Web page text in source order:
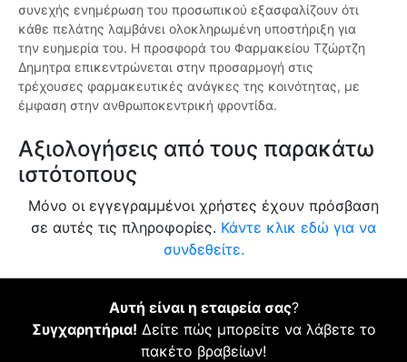
συνεχής ενημέρωση του προσωπικού εξασφαλίζουν ότι
κάθε πελάτης λαμβάνει ολοκληρωμένη υποστήριξη για
την ευημερία του. Η προσφορά του Φαρμακείου Τζώρτζη
Δημητρα επικεντρώνεται στην προσαρμογή στις
τρέχουσες φαρμακευτικές ανάγκες της κοινότητας, με
έμφαση στην ανθρωποκεντρική φροντίδα.
Αξιολογήσεις από τους παρακάτω
ιστότοπους
Μόνο οι εγγεγραμμένοι χρήστες έχουν πρόσβαση
σε αυτές τις πληροφορίες. Κάντε κλικ εδώ για να
συνδεθείτε.
Αυτή είναι η εταιρεία σας?
Συγχαρητήρια! Δείτε πώς μπορείτε να λάβετε το
πακέτο βραβείων!